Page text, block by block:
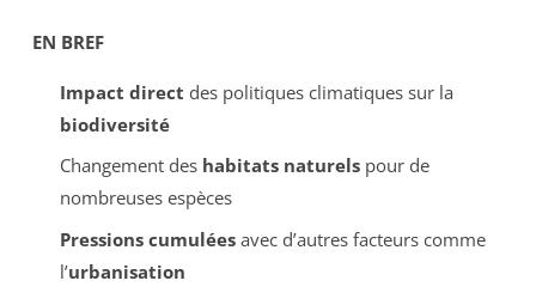
EN BREF
Impact direct des politiques climatiques sur la
biodiversité
Changement des habitats naturelspour de
nombreuses espèces
Pressions cumuléesavec d’autres facteurs comme
l’urbanisation